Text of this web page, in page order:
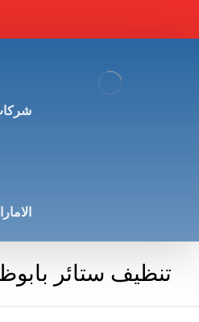
تنظيف ستائر